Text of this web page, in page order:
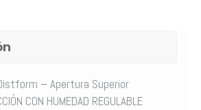
– Apertura Superior
CON HUMEDAD REGULABLE